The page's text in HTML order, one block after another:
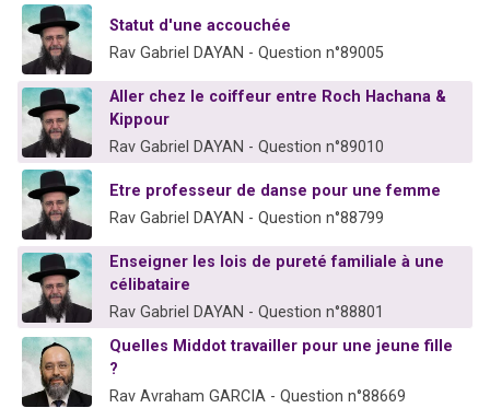
2 personnes viennent de faire un don pour 1 Journée de Vacances Pour les Enfants
4 personnes viennent de nous rejoindre sur WhatsApp
Statut d'une accouchée
Rav Gabriel DAYAN - Question n°89005
Aller chez le coiffeur entre Roch Hachana &
Kippour
Rav Gabriel DAYAN - Question n°89010
Etre professeur de danse pour une femme
Rav Gabriel DAYAN - Question n°88799
Enseigner les lois de pureté familiale à une
célibataire
Rav Gabriel DAYAN - Question n°88801
Quelles Middot travailler pour une jeune fille
?
Rav Avraham GARCIA - Question n°88669